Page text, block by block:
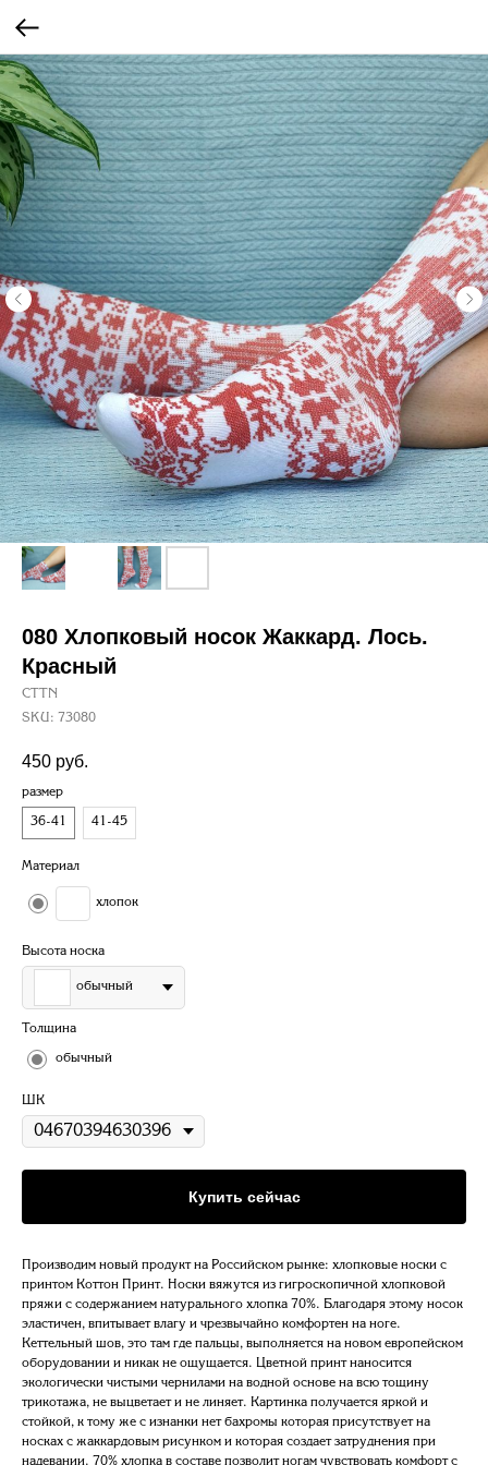
080 Хлопковый носок Жаккард. Лось.
Красный
CTTN
SKU: 73080
450 руб.
размер
36-41 41-45
Материал
хлопок
Высота носка
обычный
Толщина
обычный
ШК
Купить сейчас
Производим новый продукт на Российском рынке: хлопковые носки с
принтом Коттон Принт. Носки вяжутся из гигроскопичной хлопковой
пряжи с содержанием натурального хлопка 70%. Благодаря этому носок
эластичен, впитывает влагу и чрезвычайно комфортен на ноге.
Кеттельный шов, это там где пальцы, выполняется на новом европейском
оборудовании и никак не ощущается. Цветной принт наносится
экологически чистыми чернилами на водной основе на всю тощину
трикотажа, не выцветает и не линяет. Картинка получается яркой и
стойкой, к тому же с изнанки нет бахромы которая присутствует на
носках с жаккардовым рисунком и которая создает затруднения при
надевании. 70% хлопка в составе позволит ногам чувствовать комфорт с